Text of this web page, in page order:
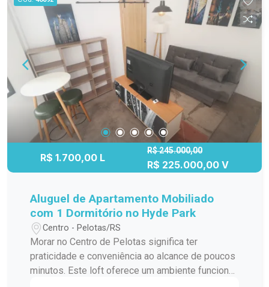
para lazer. Vaga de Estacionamento: Privativa,
garantindo segurança e comodidade. Localização:
Maria Clara Umuharama Próximo ao Shopping
Pelotas Próximo à Av. Ferreira Viana Fácil acesso
a diversos comércios e serviços Este
apartamento é uma excelente opção para quem
deseja morar em uma área bem localizada, com
todas as facilidades ao seu alcance. Não perca a
oportunidade de viver com conforto e praticidade.
Agende uma visita e confira!
R$ 1.700,00 L
R$ 245.000,00
R$ 225.000,00 V
Aluguel de Apartamento Mobiliado
com 1 Dormitório no Hyde Park
Centro - Pelotas/RS
Morar no Centro de Pelotas significa ter
praticidade e conveniência ao alcance de poucos
minutos. Este loft oferece um ambiente funcional,